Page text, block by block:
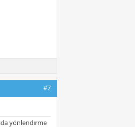
#7
yönlendırme